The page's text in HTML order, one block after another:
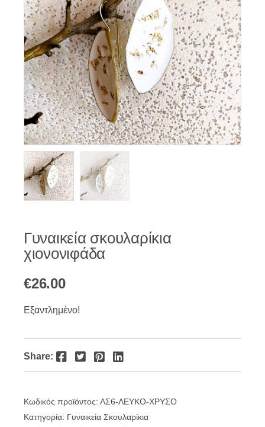
Γυναικεία σκουλαρίκια
χιονονιφάδα
€26.00
Εξαντλημένο!
Share: Facebook Twitter Pinterest LinkedIn
Κωδικός προϊόντος: ΛΣ6-ΛΕΥΚΟ-ΧΡΥΣΟ
Κατηγορία: Γυναικεία Σκουλαρίκια